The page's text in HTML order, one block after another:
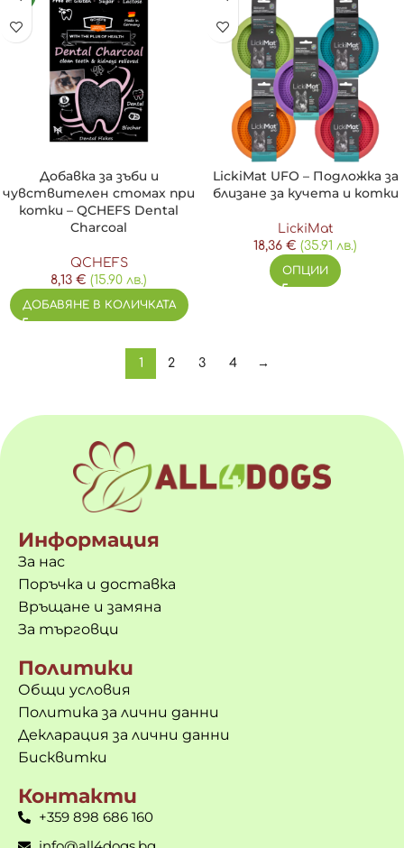
Добавка за зъби и
чувствителен стомах при
котки – QCHEFS Dental
Charcoal
QCHEFS
8,13 € (15.90 лв.)
ДОБАВЯНЕ В КОЛИЧКАТА
LickiMat UFO – Подложка за
близане за кучета и котки
LickiMat
18,36 € (35.91 лв.)
ОПЦИИ
1 2 3 4 →
Информация
За нас
Поръчка и доставка
Връщане и замяна
За търговци
Политики
Общи условия
Политика за лични данни
Декларация за лични данни
Бисквитки
Контакти
+359 898 686 160